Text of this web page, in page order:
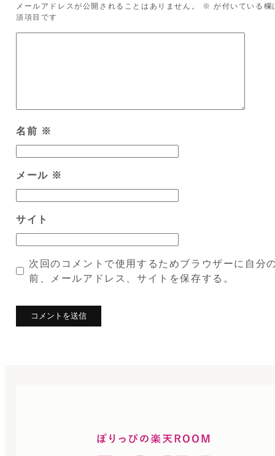
メールアドレスが公開されることはありません。 ※ が付いている欄
須項目です
名前 ※
メール ※
サイト
次回のコメントで使用するためブラウザーに自分
前、メールアドレス、サイトを保存する。